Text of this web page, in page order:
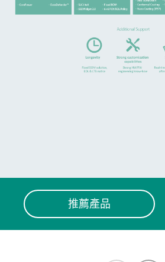
推薦產品